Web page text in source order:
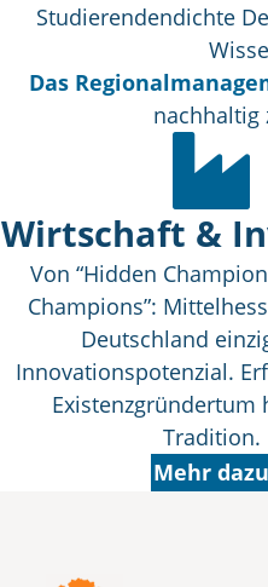
Studierendendichte
Das
nachhaltig
Wirtschaft &
Von “Hidden
Champions”:
Deutschland
Innovationspotenzial.
Existenzgründertum
Tradition.
Mehr dazu
Mittelhessen mit den